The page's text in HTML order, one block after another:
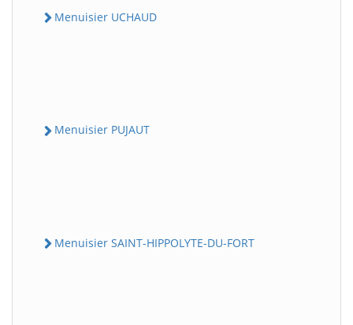
Menuisier UCHAUD
Menuisier PUJAUT
Menuisier SAINT-HIPPOLYTE-DU-FORT